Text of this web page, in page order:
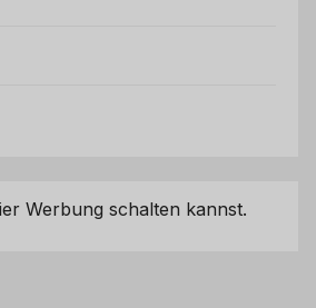
Werbung schalten kannst.